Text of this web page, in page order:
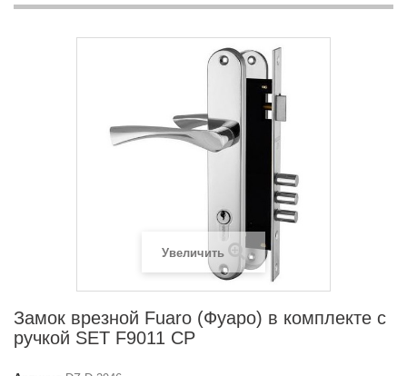
Увеличить
Замок врезной Fuaro (Фуаро) в комплекте с
ручкой SET F9011 CP